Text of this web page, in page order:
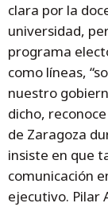
clara por la
universidad,
programa
como líneas,
nuestro
dicho,
de Zaragoza
insiste en que
comunicación
ejecutivo. Pilar